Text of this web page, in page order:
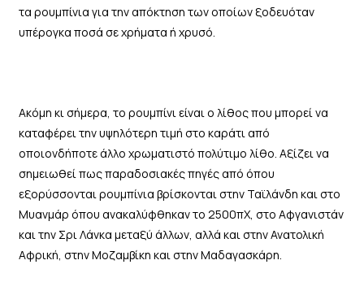
τα ρουμπίνια για την απόκτηση των οποίων ξοδευόταν
υπέρογκα ποσά σε χρήματα ή χρυσό.
Ακόμη κι σήμερα, το ρουμπίνι είναι ο λίθος που μπορεί να
καταφέρει την υψηλότερη τιμή στο καράτι από
οποιονδήποτε άλλο χρωματιστό πολύτιμο λίθο. Αξίζει να
σημειωθεί πως παραδοσιακές πηγές από όπου
εξορύσσονται ρουμπίνια βρίσκονται στην Ταϊλάνδη και στο
Μυανμάρ όπου ανακαλύφθηκαν το 2500πΧ, στο Αφγανιστάν
και την Σρι Λάνκα μεταξύ άλλων, αλλά και στην Ανατολική
Αφρική, στην Μοζαμβίκη και στην Μαδαγασκάρη.